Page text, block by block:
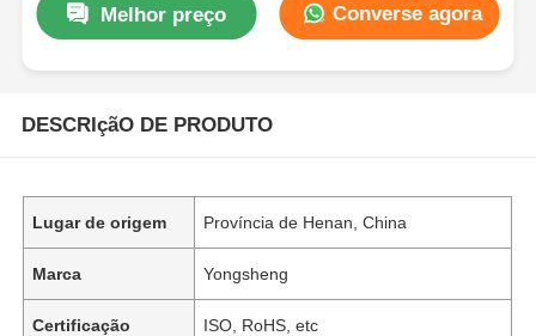
Melhor preço Converse agora
DESCRIçãO DE PRODUTO
Lugar de origem Província de Henan, China
Marca Yongsheng
Certificação ISO, RoHS, etc